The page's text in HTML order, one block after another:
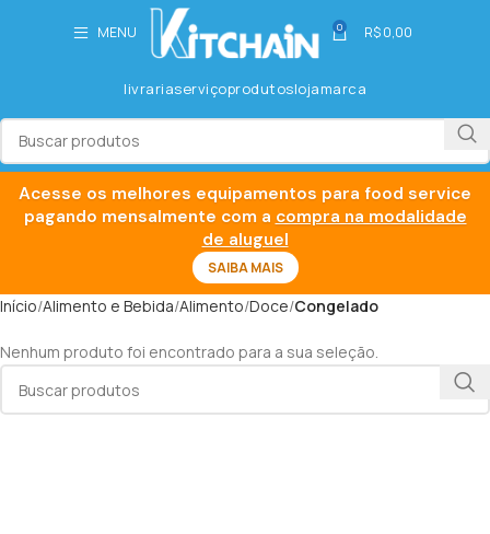
MENU 0 R$0,00
livrariaserviçoprodutoslojamarca
Início Alimento e Bebida Alimento Doce Congelado
Nenhum produto foi encontrado para a sua seleção.
Acesse os melhores equipamentos para food service
pagando mensalmente com a compra na modalidade
de aluguel
SAIBA MAIS